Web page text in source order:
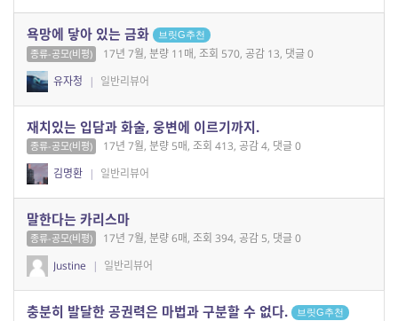
욕망에 닿아 있는 금화 브릿G추천
종류-공모(비평)
17년 7월, 분량 11매, 조회 570, 공감 13, 댓글 0
유자청
| 일반리뷰어
재치있는 입담과 화술, 웅변에 이르기까지.
종류-공모(비평)
17년 7월, 분량 5매, 조회 413, 공감 4, 댓글 0
김명환 | 일반리뷰어
말한다는 카리스마
종류-공모(비평)
17년 7월, 분량 6매, 조회 394, 공감 5, 댓글 0
Justine
| 일반리뷰어
충분히 발달한 공권력은 마법과 구분할 수 없다. 브릿G추천